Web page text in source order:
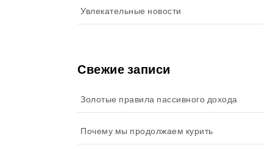
Увлекательные новости
Свежие записи
Золотые правила пассивного дохода
Почему мы продолжаем курить